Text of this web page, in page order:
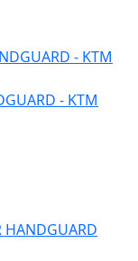
- KTM